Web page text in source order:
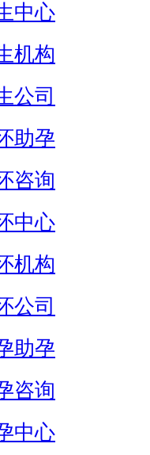
中心
机构
公司
助孕
咨询
中心
机构
公司
助孕
咨询
中心